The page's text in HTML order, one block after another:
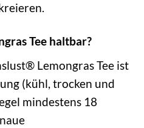
Tee haltbar?
Lemongras Tee ist
(kühl, trocken und
mindestens 18